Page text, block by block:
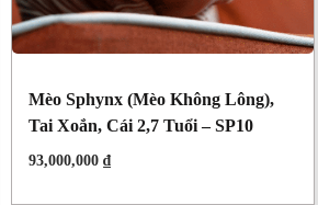
Mèo Sphynx (Mèo Không Lông),
Tai Xoắn, Cái 2,7 Tuổi – SP10
93,000,000 ₫